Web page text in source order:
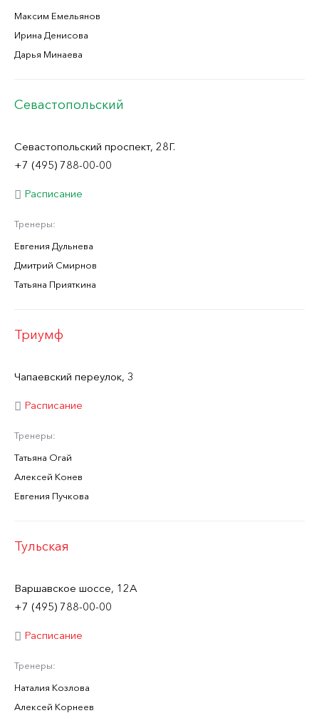
Максим Емельянов
Ирина Денисова
Дарья Минаева
Севастопольский
Севастопольский проспект, 28Г.
+7 (495) 788-00-00
Расписание
Тренеры:
Евгения Дульнева
Дмитрий Смирнов
Татьяна Прияткина
Триумф
Чапаевский переулок, 3
Расписание
Тренеры:
Татьяна Огай
Алексей Конев
Евгения Пучкова
Тульская
Варшавское шоссе, 12А
+7 (495) 788-00-00
Расписание
Тренеры:
Наталия Козлова
Алексей Корнеев